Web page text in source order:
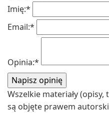
Imię:*
Email:*
Opinia:*
Wszelkie materiały
są objęte prawem